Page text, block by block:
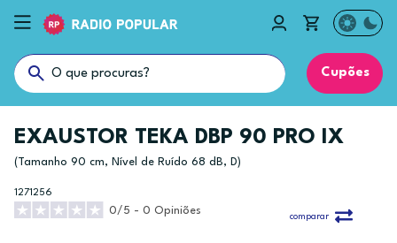
Cupões
EXAUSTOR TEKA DBP 90 PRO IX
(Tamanho 90 cm, Nível de Ruído 68 dB, D)
1271256
0/5 - 0 Opiniões
comparar